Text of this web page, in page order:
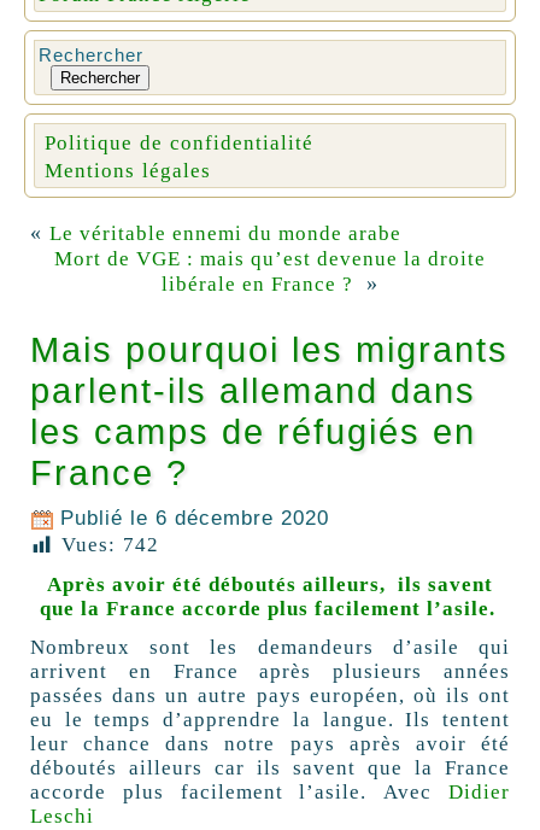
Rechercher
Rechercher
Politique de confidentialité
Mentions légales
« Le véritable ennemi du monde arabe
Mort de VGE : mais qu’est devenue la droite
libérale en France ?
»
Mais pourquoi les migrants
parlent-ils allemand dans
les camps de réfugiés en
France ?
Publié le 6 décembre 2020
Vues: 742
Après avoir été déboutés ailleurs, ils savent
que la France accorde plus facilement l’asile.
Nombreux sont les demandeurs d’asile qui
arrivent en France après plusieurs années
passées dans un autre pays européen, où ils ont
eu le temps d’apprendre la langue. Ils tentent
leur chance dans notre pays après avoir été
déboutés ailleurs car ils savent que la France
accorde plus facilement l’asile.AvecDidier
Leschi